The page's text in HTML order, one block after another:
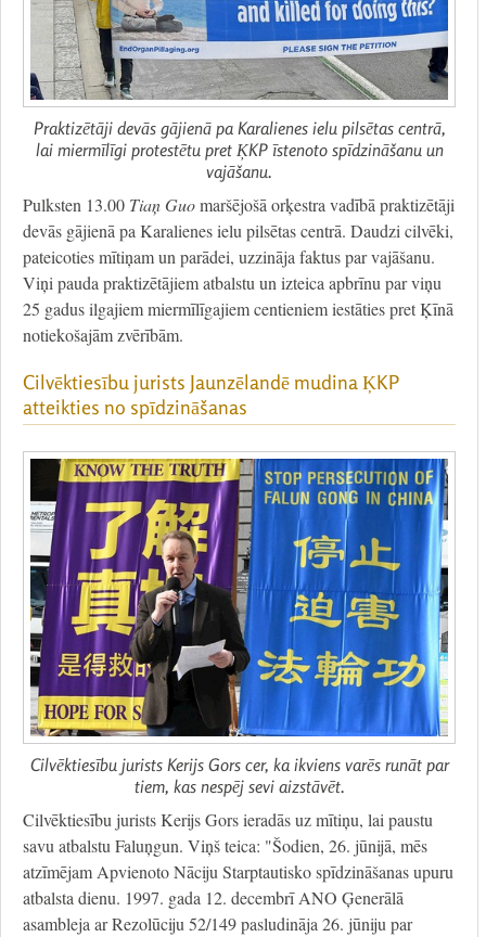
Praktizētāji devās gājienā pa Karalienes ielu pilsētas centrā,
lai miermīlīgi protestētu pret ĶKP īstenoto spīdzināšanu un
vajāšanu.
Pulksten 13.00 Tiaņ Guomaršējošā orķestra vadībā praktizētāji
devās gājienā pa Karalienes ielu pilsētas centrā. Daudzi cilvēki,
pateicoties mītiņam un parādei, uzzināja faktus par vajāšanu.
Viņi pauda praktizētājiem atbalstu un izteica apbrīnu par viņu
25 gadus ilgajiem miermīlīgajiem centieniem iestāties pret Ķīnā
notiekošajām zvērībām.
Cilvēktiesību jurists Jaunzēlandē mudina ĶKP
atteikties no spīdzināšanas
Cilvēktiesību jurists Kerijs Gors cer, ka ikviens varēs runāt par
tiem, kas nespēj sevi aizstāvēt.
Cilvēktiesību jurists Kerijs Gors ieradās uz mītiņu, lai paustu
savu atbalstu Faluņgun. Viņš teica: "Šodien, 26. jūnijā, mēs
atzīmējam Apvienoto Nāciju Starptautisko spīdzināšanas upuru
atbalsta dienu. 1997. gada 12. decembrī ANO Ģenerālā
asambleja ar Rezolūciju 52/149 pasludināja 26. jūniju par